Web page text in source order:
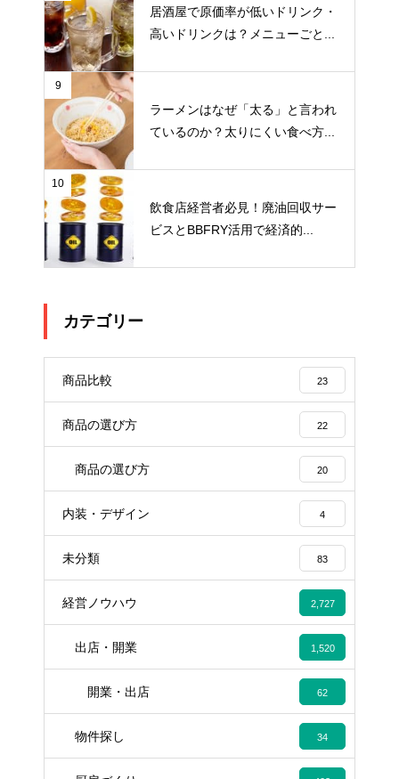
居酒屋で原価率が低いドリンク・
高いドリンクは？メニューごと...
9
ラーメンはなぜ「太る」と言われ
ているのか？太りにくい食べ方...
10
飲食店経営者必見！廃油回収サー
ビスとBBFRY活用で経済的...
カテゴリー
商品比較 23
商品の選び方 22
商品の選び方 20
内装・デザイン 4
未分類 83
経営ノウハウ 2,727
出店・開業 1,520
開業・出店 62
物件探し 34